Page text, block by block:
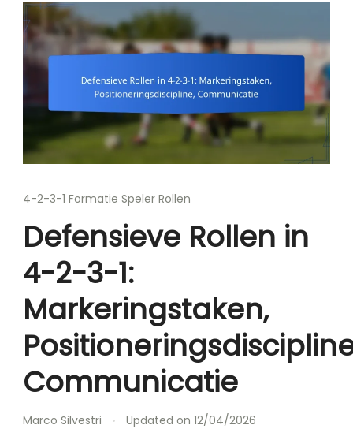
4-2-3-1 Formatie Speler Rollen
Defensieve Rollen in
4-2-3-1:
Markeringstaken,
Communicatie
Marco Silvestri Updated on 12/04/2026